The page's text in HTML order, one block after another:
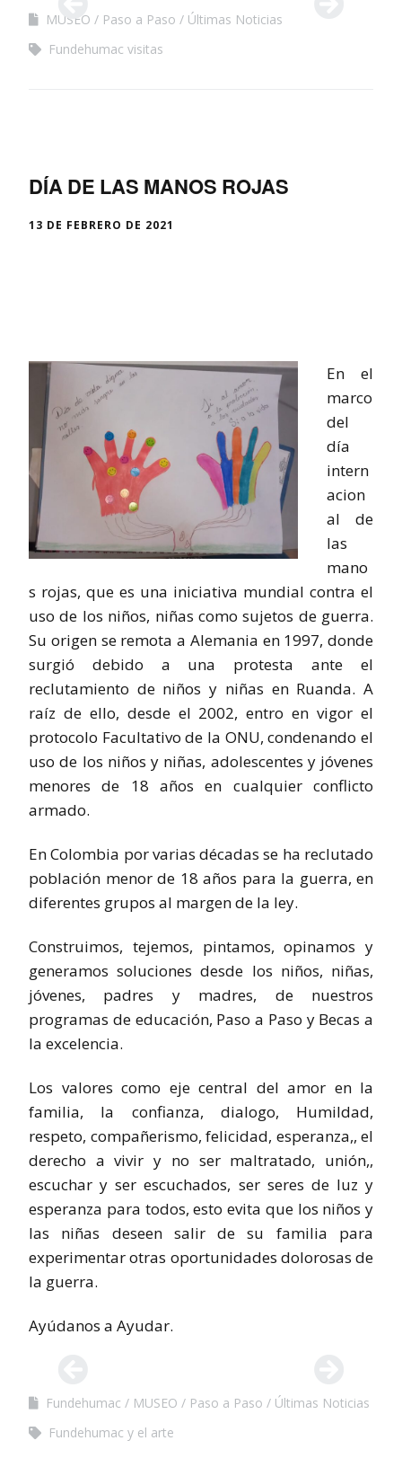
MUSEO Paso a Paso
Últimas Noticias
Fundehumac visitas
DÍA DE LAS MANOS ROJAS
13 DE FEBRERO DE 2021
En el
marco
del
día
intern
acion
al de
las
mano
s rojas, que es una iniciativa mundial contra el
uso de los niños, niñas como sujetos de guerra.
Su origen se remota a Alemania en 1997, donde
surgió debido a una protesta ante el
reclutamiento de niños y niñas en Ruanda. A
raíz de ello, desde el 2002, entro en vigor el
protocolo Facultativo de la ONU, condenando el
uso de los niños y niñas, adolescentes y jóvenes
menores de 18 años en cualquier conflicto
armado.
En Colombia por varias décadas se ha reclutado
población menor de 18 años para la guerra, en
diferentes grupos al margen de la ley.
Construimos, tejemos, pintamos, opinamos y
generamos soluciones desde los niños, niñas,
jóvenes, padres y madres, de nuestros
programas de educación, Paso a Paso y Becas a
la excelencia.
Los valores como eje central del amor en la
familia, la confianza, dialogo, Humildad,
respeto, compañerismo, felicidad, esperanza,, el
derecho a vivir y no ser maltratado, unión,,
escuchar y ser escuchados, ser seres de luz y
esperanza para todos, esto evita que los niños y
las niñas deseen salir de su familia para
experimentar otras oportunidades dolorosas de
la guerra.
Ayúdanos a Ayudar.
Fundehumac MUSEO Paso a Paso
Últimas Noticias
Fundehumac y el arte